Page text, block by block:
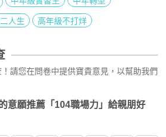
人生 高年級不打烊
請您在問卷中提供寶貴意見，以幫助我們
意願推薦「104職場力」給親朋好